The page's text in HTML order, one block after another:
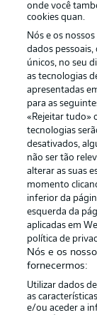
Publicidade
Gerir
Marca
Jogadores
onde você
cookies quan.
Nós e os nossos
dados
únicos, no seu
as tecnologias
apresentadas
para as
«Rejeitar tudo»
tecnologias
desativados,
não ser tão
alterar as suas
momento
inferior da
esquerda da
aplicadas em
política de
Nós e os
fornecermos:
Utilizar dados
as
e/ou aceder a